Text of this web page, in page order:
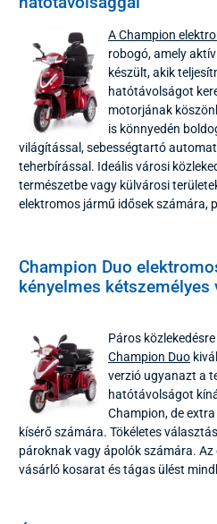
A Champion
robogó, amely
készült, akik
hatótávolságot
motorjának
is könnyedén
világítással, sebességtartó
teherbírással. Ideális városi
természetbe vagy külvárosi
elektromos jármű idősek számára,
Champion Duo
kényelmes kétszemélyes
Páros
Champion Duo
verzió ugyanazt a
hatótávolságot
Champion, de
kísérő számára. Tökéletes
pároknak vagy ápolók számára.
vásárló kosarat és tágas ülést